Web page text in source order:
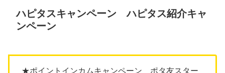
ハピタスキャンペーン ハピタス紹介キャ
ンペーン
★ポイントインカムキャンペーン ポタ友スター